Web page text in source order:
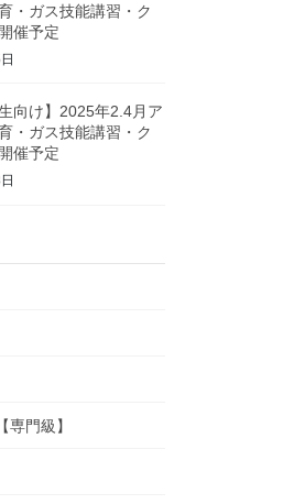
・ガス技能講習・ク
催予定
向け】2025年2.4月ア
・ガス技能講習・ク
催予定
門級】